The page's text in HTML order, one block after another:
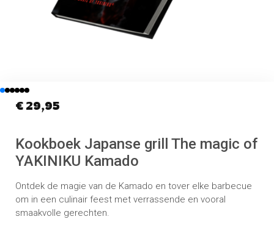
€ 29,95
Kookboek Japanse grill The magic of
YAKINIKU Kamado
Ontdek de magie van de Kamado en tover elke barbecue
om in een culinair feest met verrassende en vooral
smaakvolle gerechten.